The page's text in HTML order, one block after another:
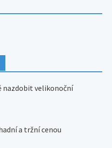
nazdobit velikonoční
a tržní cenou